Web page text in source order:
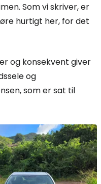
Som vi skriver, er
hurtigt her, for det
og konsekvent giver
og
som er sat til